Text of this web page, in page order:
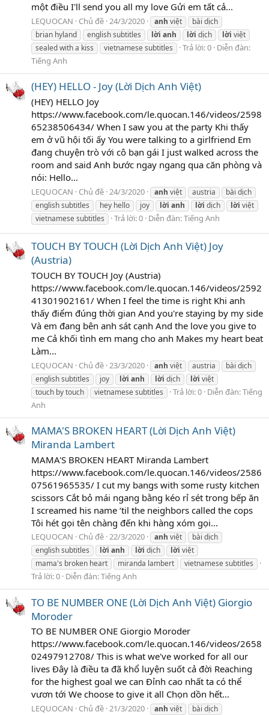
một điều I'll send you all my love Gửi em tất cả...
LEQUOCAN Chủ đề 24/3/2020 anh việt
bài dịch
brian hyland
english subtitles lời anh lời dịch lời việt
sealed with a kiss
vietnamese subtitles Trả lời: 0 Diễn đàn:
Tiếng Anh
(HEY) HELLO - Joy (Lời Dịch Anh Việt)
(HEY) HELLO Joy
https://www.facebook.com/le.quocan.146/videos/2598
65238506434/ When I saw you at the party Khi thấy
em ở vũ hội tối ấy You were talking to a girlfriend Em
đang chuyện trò với cô bạn gái I just walked across the
room and said Anh bước ngay ngang qua căn phòng và
nói: Hello...
LEQUOCAN Chủ đề 24/3/2020 anh việt austria
bài dịch
english subtitles
hey hello joy lời anh lời dịch lời việt
vietnamese subtitles
Trả lời: 0 Diễn đàn:Tiếng Anh
TOUCH BY TOUCH (Lời Dịch Anh Việt) Joy
(Austria)
TOUCH BY TOUCH Joy (Austria)
https://www.facebook.com/le.quocan.146/videos/2592
41301902161/ When I feel the time is right Khi anh
thấy điểm đúng thời gian And you're staying by my side
Và em đang bên anh sát cạnh And the love you give to
me Cả khối tình em mang cho anh Makes my heart beat
Làm...
LEQUOCAN Chủ đề 23/3/2020 anh việt austria
bài dịch
english subtitles
joy lời anh lời dịch lời việt
touch by touch
vietnamese subtitles Trả lời: 0 Diễn đàn:Tiếng
Anh
MAMA'S BROKEN HEART (Lời Dịch Anh Việt)
Miranda Lambert
MAMA'S BROKEN HEART Miranda Lambert
https://www.facebook.com/le.quocan.146/videos/2586
07561965535/ I cut my bangs with some rusty kitchen
scissors Cắt bỏ mái ngang bằng kéo rỉ sét trong bếp ăn
I screamed his name ‘til the neighbors called the cops
Tôi hét gọi tên chàng đến khi hàng xóm gọi...
LEQUOCAN Chủ đề 22/3/2020 anh việt
bài dịch
english subtitles
lời anh lời dịch lời việt
mama's broken heart
miranda lambert vietnamese subtitles
Trả lời: 0 Diễn đàn:Tiếng Anh
TO BE NUMBER ONE (Lời Dịch Anh Việt) Giorgio
Moroder
TO BE NUMBER ONE Giorgio Moroder
https://www.facebook.com/le.quocan.146/videos/2658
02497912708/ This is what we've worked for all our
lives Đây là điều ta đã khổ luyện suốt cả đời Reaching
for the highest goal we can Đỉnh cao nhất ta có thể
vươn tới We choose to give it all Chọn dồn hết...
LEQUOCAN Chủ đề 21/3/2020 anh việt
bài dịch